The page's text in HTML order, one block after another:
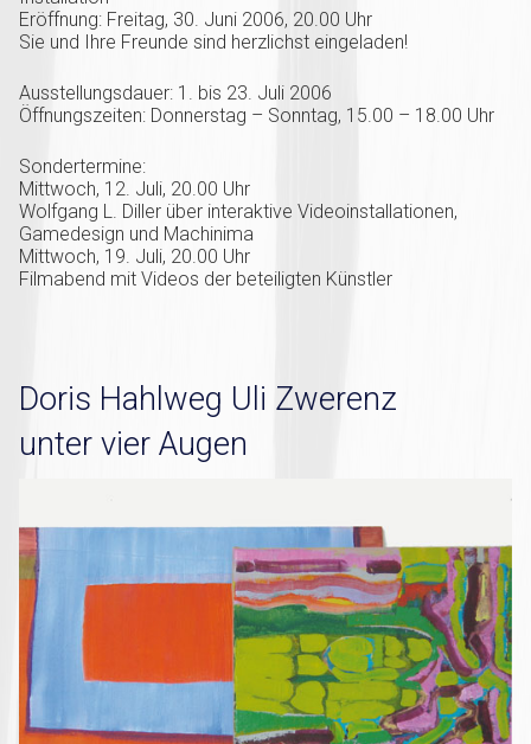
Eröffnung: Freitag, 30. Juni 2006, 20.00 Uhr
Sie und Ihre Freunde sind herzlichst eingeladen!
Ausstellungsdauer: 1. bis 23. Juli 2006
Öffnungszeiten: Donnerstag – Sonntag, 15.00 – 18.00 Uhr
Sondertermine:
Mittwoch, 12. Juli, 20.00 Uhr
Wolfgang L. Diller über interaktive Videoinstallationen,
Gamedesign und Machinima
Mittwoch, 19. Juli, 20.00 Uhr
Filmabend mit Videos der beteiligten Künstler
Doris Hahlweg Uli Zwerenz
unter vier Augen